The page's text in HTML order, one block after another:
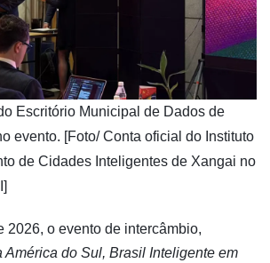
Escritório Municipal de Dados de
evento. [Foto/ Conta oficial do Instituto
de Cidades Inteligentes de Xangai no
2026, o evento de intercâmbio,
América do Sul, Brasil Inteligente em